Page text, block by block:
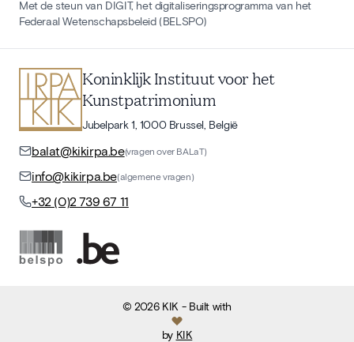
Met de steun van DIGIT, het digitaliseringsprogramma van het
Federaal Wetenschapsbeleid (BELSPO)
Koninklijk Instituut voor het
Kunstpatrimonium
Jubelpark 1, 1000 Brussel, België
balat@kikirpa.be(vragen over BALaT)
info@kikirpa.be(algemene vragen)
+32 (0)2 739 67 11
©2026 KIK - Built with
by KIK